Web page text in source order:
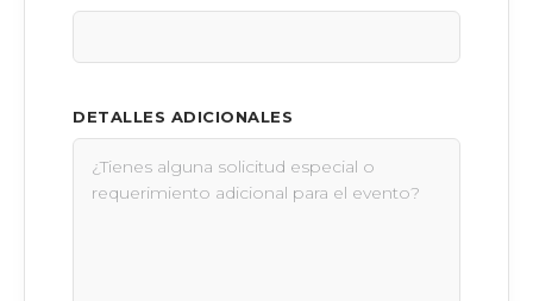
DETALLES ADICIONALES